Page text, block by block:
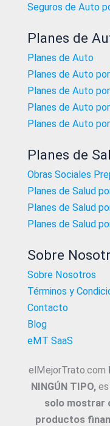
Seguros de Auto
Planes de
Planes de Auto
Planes de Auto
Planes de Auto
Planes de Auto
Planes de Auto
Planes de
Obras Sociales
Planes de Salud
Planes de Salud
Planes de Salud
Sobre
Sobre Nosotros
Términos y
Contacto
Blog
eMT SaaS
elMejorTrato.com
NINGÚN TIPO,
solo mostrar
productos